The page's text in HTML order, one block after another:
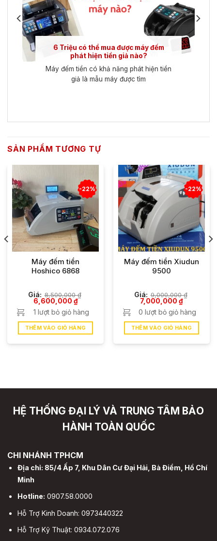
6 Triệu có thể mua được máy đếm
phát hiện tiền giả nào?
Máy đếm tiền có khả năng phát hiện tiền
giả là mẫu máy được tìm
SẢN PHẨM TƯƠNG TỰ
-22%
Máy đếm tiền
Hoshico 6868
Giá: 8,500,000₫
Giá
gốc
là:
6,600,000 ₫Giá
hiện
tại
6,600,000 ₫.
1 lượt bỏ giỏ hàng
THÊM VÀO GIỎ HÀNG
-22%
Máy đếm tiền Xiudun
9500
Giá: 9,000,000₫
Giá
gốc
là:
7,000,000 ₫Giá
tại
7,000,000
0 lượt bỏ giỏ hàng
THÊM VÀO GIỎ HÀNG
HỆ THỐNG ĐẠI LÝ VÀ TRUNG TÂM BẢO
HÀNH TOÀN QUỐC
CHI NHÁNH TPHCM
Địa chỉ: 85/4 Ấp 7, Khu Dân Cư Đại Hải, Bà Điểm, Hồ Chí
Minh
Hotline: 0907.58.0000
Hỗ Trợ Kinh Doanh: 0973440322
Hỗ Trợ Kỹ Thuật: 0934.072.076